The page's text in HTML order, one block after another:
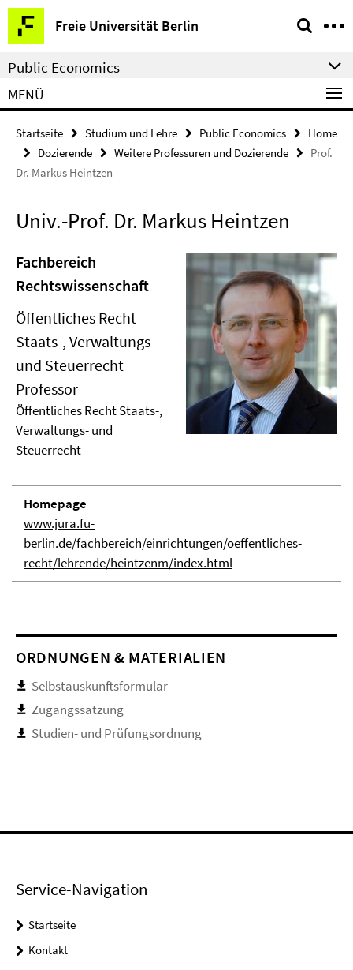
Springe
direkt
zu
Inhalt
Freie Universität Berlin
Service-
Navigation
Public Economics
MENÜ
Startseite Studium und Lehre Public Economics
Home
Dozierende
Weitere Professuren und Dozierende
Prof.
Dr. Markus Heintzen
Univ.-Prof. Dr. Markus Heintzen
Fachbereich
Rechtswissenschaft
Öffentliches Recht
Staats-, Verwaltungs-
und Steuerrecht
Professor
Öffentliches Recht Staats-,
Verwaltungs- und
Steuerrecht
Homepage
www.jura.fu-
berlin.de/fachbereich/einrichtungen/oeffentliches-
recht/lehrende/heintzenm/index.html
ORDNUNGEN & MATERIALIEN
Selbstauskunftsformular
Zugangssatzung
Studien- und Prüfungsordnung
Service-Navigation
Startseite
Kontakt